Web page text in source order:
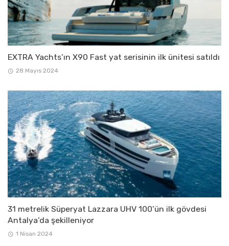
EXTRA Yachts’ın X90 Fast yat serisinin ilk ünitesi satıldı
28 Mayıs 2024
31 metrelik Süperyat Lazzara UHV 100’ün ilk gövdesi
Antalya’da şekilleniyor
1 Nisan 2024